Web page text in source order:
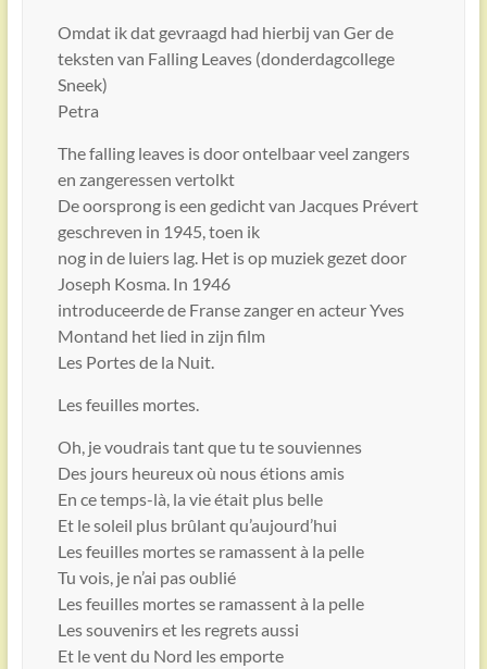
Omdat ik dat gevraagd had hierbij van Ger de
teksten van Falling Leaves (donderdagcollege
Sneek)
Petra
The falling leaves is door ontelbaar veel zangers
en zangeressen vertolkt
De oorsprong is een gedicht van Jacques Prévert
geschreven in 1945, toen ik
nog in de luiers lag. Het is op muziek gezet door
Joseph Kosma. In 1946
introduceerde de Franse zanger en acteur Yves
Montand het lied in zijn film
Les Portes de la Nuit.
Les feuilles mortes.
Oh, je voudrais tant que tu te souviennes
Des jours heureux où nous étions amis
En ce temps-là, la vie était plus belle
Et le soleil plus brûlant qu’aujourd’hui
Les feuilles mortes se ramassent à la pelle
Tu vois, je n’ai pas oublié
Les feuilles mortes se ramassent à la pelle
Les souvenirs et les regrets aussi
Et le vent du Nord les emporte